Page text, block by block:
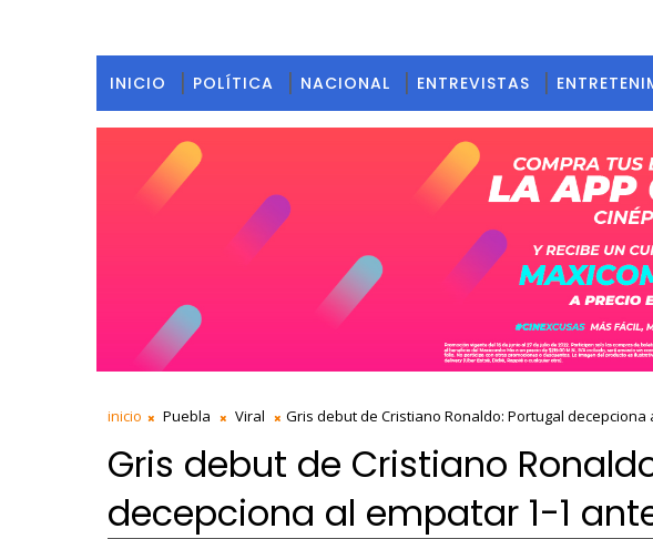
INICIO POLÍTICA NACIONAL ENTREVISTAS
inicio Puebla Viral Gris debut de Cristiano Ronaldo: Portugal decepciona
Gris debut de Cristiano
decepciona al empatar 1-1